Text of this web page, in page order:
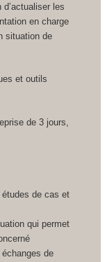
d’actualiser les
en charge
situation de
et outils
de 3 jours,
études de cas et
qui permet
de